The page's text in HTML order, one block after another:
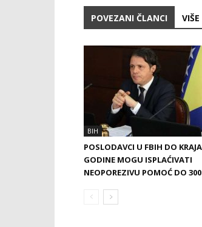
POVEZANI ČLANCI
BIH
POSLODAVCI U FBIH DO KRAJA
GODINE MOGU ISPLAĆIVATI
NEOPOREZIVU POMOĆ DO